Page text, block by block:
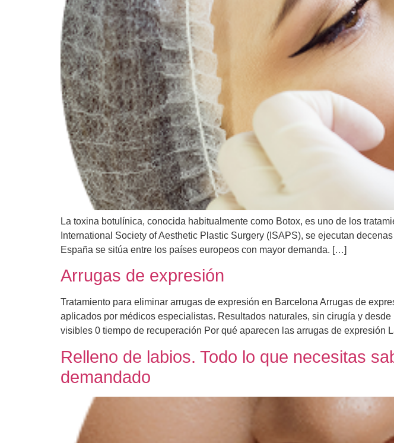
La toxina botulínica, conocida habitualmente como Botox, es uno de los
International Society of Aesthetic Plastic Surgery (ISAPS), se ejecutan
España se sitúa entre los países europeos con mayor demanda. […]
Arrugas de expresión
Tratamiento para eliminar arrugas de expresión en Barcelona Arrugas de
aplicados por médicos especialistas. Resultados naturales, sin cirugía y
visibles 0 tiempo de recuperación Por qué aparecen las arrugas de expresión
Relleno de labios. Todo lo que necesitas
demandado